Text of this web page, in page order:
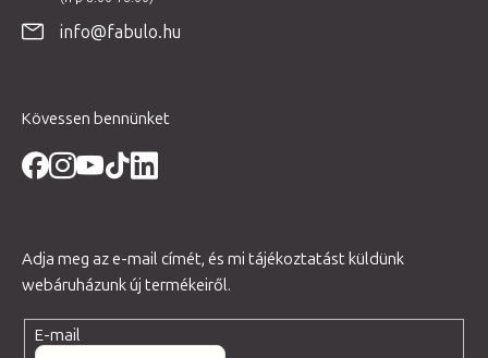
info@fabulo.hu
Kövessen bennünket
Adja meg az e-mail címét, és mi tájékoztatást küldünk
webáruházunk új termékeiről.
E-mail